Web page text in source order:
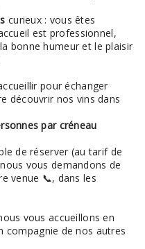
curieux : vous êtes
est professionnel,
bonne humeur et le plaisir
pour échanger
découvrir nos vins dans
par créneau
de réserver (au tarif de
vous demandons de
venue 📞, dans les
vous accueillons en
compagnie de nos autres